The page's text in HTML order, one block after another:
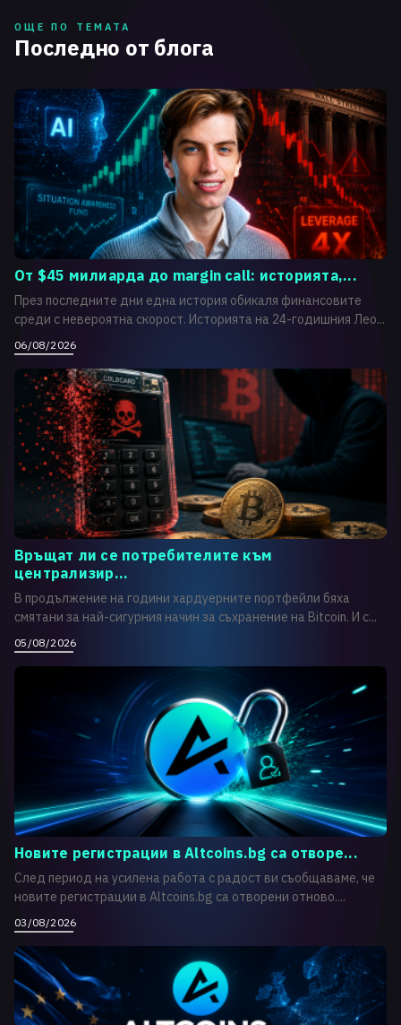
ОЩЕ ПО ТЕМАТА
Последно от блога
От $45 милиарда до margin call: историята,...
През последните дни една история обикаля финансовите
среди с невероятна скорост. Историята на 24-годишния Лео...
06/08/2026
Връщат ли се потребителите към
централизир...
В продължение на години хардуерните портфейли бяха
смятани за най-сигурния начин за съхранение на Bitcoin. И с...
05/08/2026
Новите регистрации в Altcoins.bg са отворе...
След период на усилена работа с радост ви съобщаваме, че
новите регистрации в Altcoins.bg са отворени отново....
03/08/2026